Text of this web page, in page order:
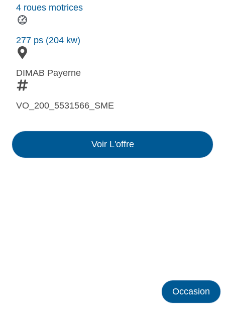
4 roues motrices
277 ps (204 kw)
DIMAB Payerne
VO_200_5531566_SME
Voir L'offre
Occasion